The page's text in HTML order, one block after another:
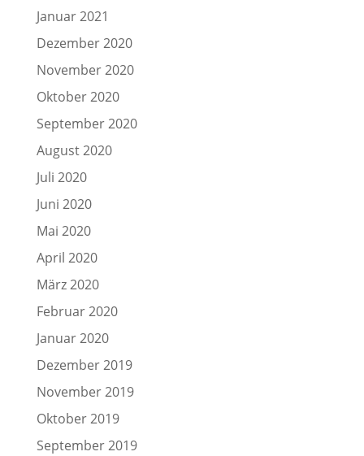
Januar 2021
Dezember 2020
November 2020
Oktober 2020
September 2020
August 2020
Juli 2020
Juni 2020
Mai 2020
April 2020
März 2020
Februar 2020
Januar 2020
Dezember 2019
November 2019
Oktober 2019
September 2019